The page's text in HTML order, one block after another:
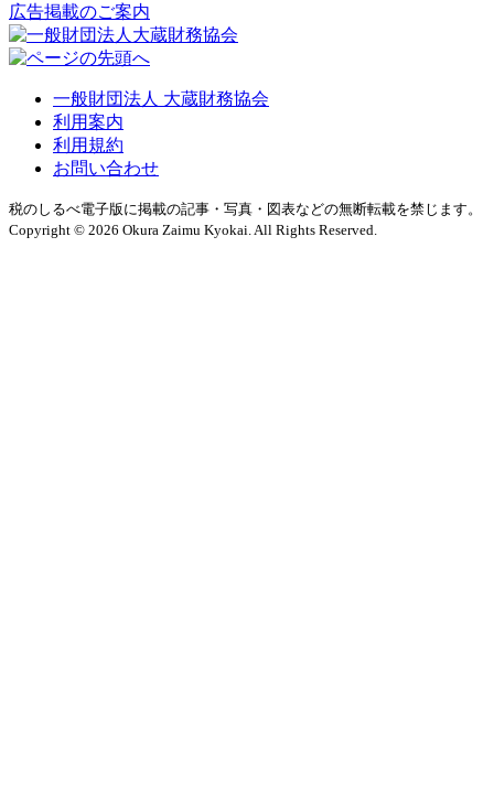
広告掲載のご案内
一般財団法人 大蔵財務協会
利用案内
利用規約
お問い合わせ
税のしるべ電子版に掲載の記事・写真・図表などの無断転載を禁じます。
Copyright © 2026 Okura Zaimu Kyokai. All Rights Reserved.